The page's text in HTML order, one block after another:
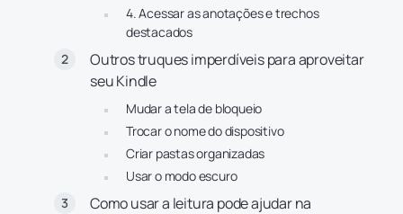
4. Acessar as anotações e trechos
destacados
Outros truques imperdíveis para aproveitar
seu Kindle
Mudar a tela de bloqueio
Trocar o nome do dispositivo
Criar pastas organizadas
Usar o modo escuro
Como usar a leitura pode ajudar na